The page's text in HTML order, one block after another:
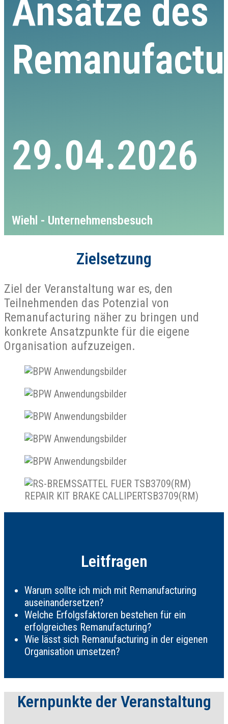
Ansätze des
29.04.2026
Wiehl - Unternehmensbesuch
Zielsetzung
Ziel der Veranstaltung war es, den
Teilnehmenden das Potenzial von
Remanufacturing näher zu bringen und
konkrete Ansatzpunkte für die eigene
Organisation aufzuzeigen.
Leitfragen
Warum sollte ich mich mit Remanufacturing
auseinandersetzen?
Welche Erfolgsfaktoren bestehen für ein
erfolgreiches Remanufacturing?
Wie lässt sich Remanufacturing in der eigenen
Organisation umsetzen?
Kernpunkte der Veranstaltung